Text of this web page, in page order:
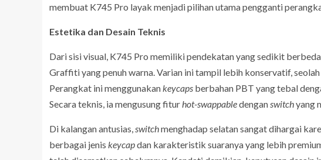
membuat K745 Pro layak menjadi pilihan utama pengganti
Estetika dan Desain Teknis
Dari sisi visual, K745 Pro memiliki pendekatan yang sedikit
Graffiti yang penuh warna. Varian ini tampil lebih konservatif,
Perangkat ini menggunakan keycaps berbahan PBT yang tebal
Secara teknis, ia mengusung fitur hot-swappabledengan switchyang
Di kalangan antusias, switchmenghadap selatan sangat dihargai
berbagai jenis keycapdan karakteristik suaranya yang lebih